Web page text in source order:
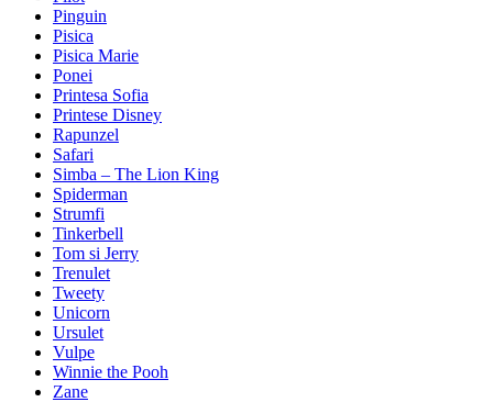
Pinguin
Pisica
Pisica Marie
Ponei
Printesa Sofia
Printese Disney
Rapunzel
Safari
Simba – The Lion King
Spiderman
Strumfi
Tinkerbell
Tom si Jerry
Trenulet
Tweety
Unicorn
Ursulet
Vulpe
Winnie the Pooh
Zane